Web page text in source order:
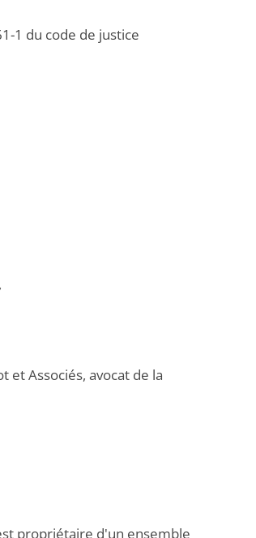
1 du code de justice
et Associés, avocat de la
propriétaire d'un ensemble